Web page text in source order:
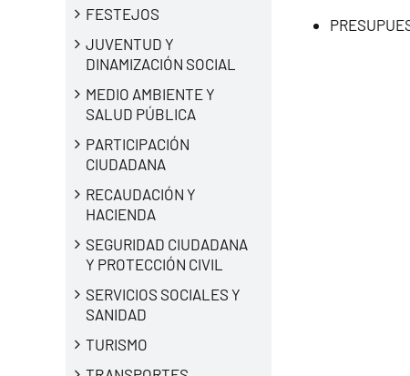
FESTEJOS
JUVENTUD Y
DINAMIZACIÓN SOCIAL
MEDIO AMBIENTE Y
SALUD PÚBLICA
PARTICIPACIÓN
CIUDADANA
RECAUDACIÓN Y
HACIENDA
SEGURIDAD CIUDADANA
Y PROTECCIÓN CIVIL
SERVICIOS SOCIALES Y
SANIDAD
TURISMO